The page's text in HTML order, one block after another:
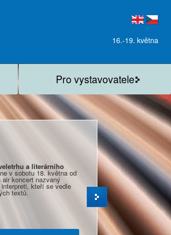
16.-19. května
Pro vystavovatele
a literárního
v sobotu 18. května od
koncert nazvaný
kteří se vedle
textů.